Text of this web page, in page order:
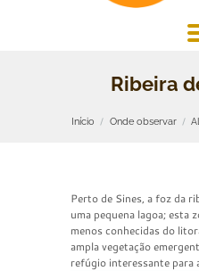
Ribeira
Início Onde observar
Perto de Sines, a foz da
uma pequena lagoa; esta
menos conhecidas do
ampla vegetação
refúgio interessante para